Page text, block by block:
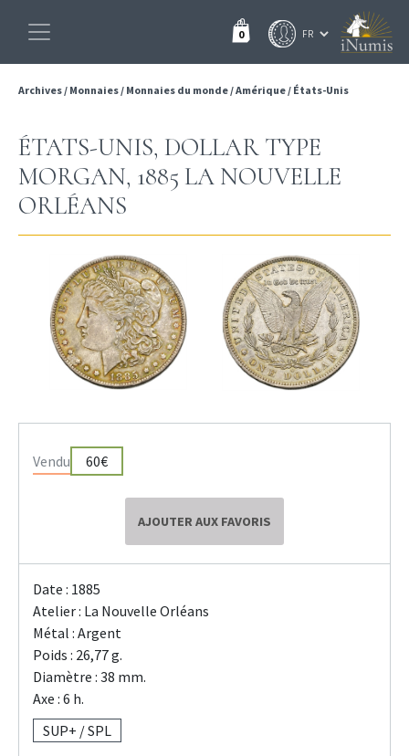
0
Archives/ Monnaies/ Monnaies du monde/Amérique/ États-Unis
ÉTATS-UNIS, DOLLAR TYPE
MORGAN, 1885 LA NOUVELLE
ORLÉANS
Vendu 60€
AJOUTER AUX FAVORIS
Date : 1885
Atelier : La Nouvelle Orléans
Métal : Argent
Poids : 26,77 g.
Diamètre : 38 mm.
Axe : 6 h.
SUP+ / SPL